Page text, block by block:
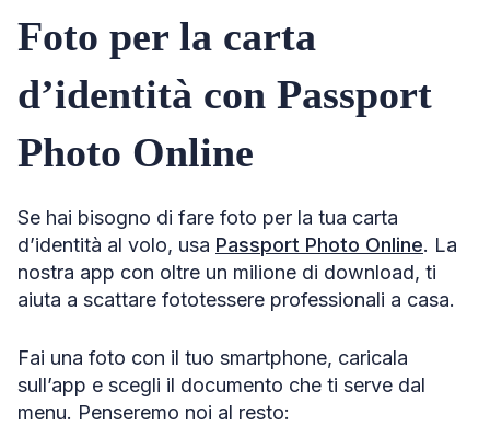
Foto per la carta
d’identità con Passport
Photo Online
Se hai bisogno di fare foto per la tua carta
d’identità al volo, usa Passport Photo Online. La
nostra app con oltre un milione di download, ti
aiuta a scattare fototessere professionali a casa.
Fai una foto con il tuo smartphone, caricala
sull’app e scegli il documento che ti serve dal
menu. Penseremo noi al resto: